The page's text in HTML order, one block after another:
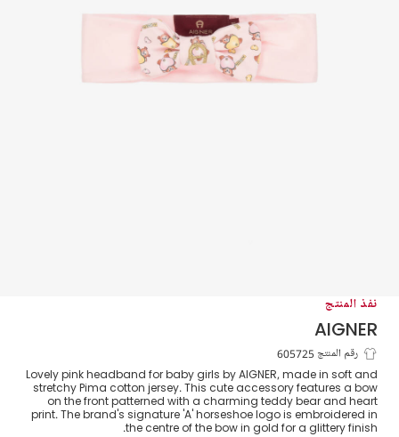
نفذ المنتج
AIGNER
طوق رأس تيدي بير قطن بيما لون زهري
رقم المنتج 605725
Lovely pink headband for baby girls by AIGNER, made in soft and
stretchy Pima cotton jersey. This cute accessory features a bow
on the front patterned with a charming teddy bear and heart
print. The brand's signature 'A' horseshoe logo is embroidered in
the centre of the bow in gold for a glittery finish.